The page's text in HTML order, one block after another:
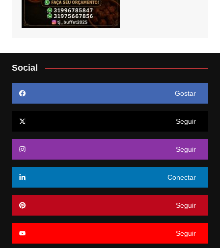
Social
Gostar
Seguir
Seguir
Conectar
Seguir
Seguir